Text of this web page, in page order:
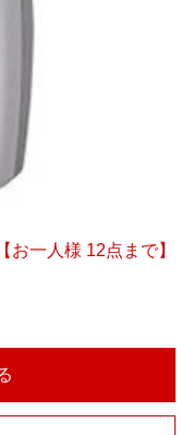
【お一人様 12点まで】